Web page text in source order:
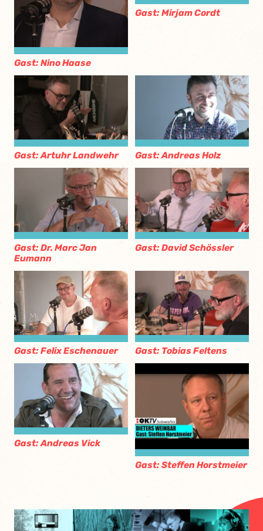
Gast: Nino Haase
Gast: Mirjam Cordt
Gast: Artuhr Landwehr Gast: Andreas Holz
Gast: Dr. Marc Jan
Eumann
Gast: David Schössler
Gast: Felix Eschenauer Gast: Tobias Feltens
Gast: Andreas Vick
Gast: Steffen Horstmeier